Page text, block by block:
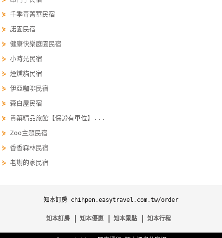
店
合
作
廠
商
合
旅
計
劃
傳
⋟千季青菁華民宿
⋟諾園民宿
⋟健康快樂庭園民宿
⋟小時光民宿
⋟煙燻貓民宿
⋟伊亞咖啡民宿
⋟森白屋民宿
⋟貴築精品旅館【保證有車位】...
⋟ Zoo主題民宿
⋟香香森林民宿
⋟老謝的家民宿
知本訂房 chihpen.easytravel.com.tw/order
知本訂房 知本優惠 知本景點 知本行程